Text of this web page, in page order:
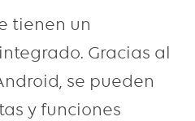
tienen un
Gracias al
se pueden
y funciones